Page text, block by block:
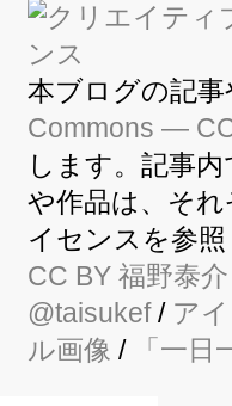
本ブログの記事
Commons —
します。記事
や作品は、そ
イセンスを参照
CC BY 福野泰介
@taisukef/ ア
ル画像 / 「一日